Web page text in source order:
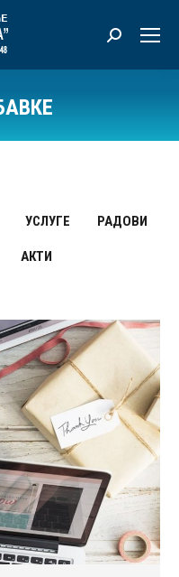
Претрага:
УСЛУГЕ РАДОВИ
АКТИ